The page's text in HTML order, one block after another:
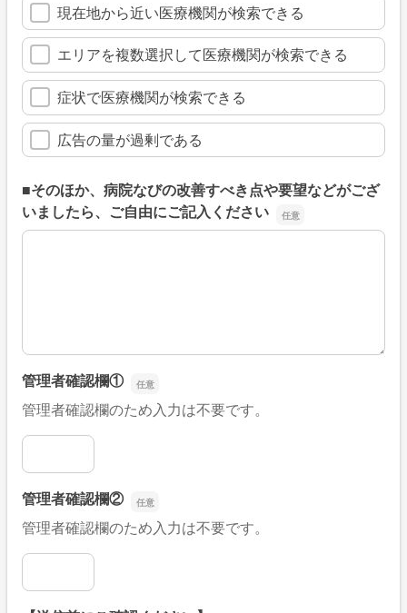
現在地から近い医療機関が検索できる
エリアを複数選択して医療機関が検索できる
症状で医療機関が検索できる
広告の量が過剰である
■そのほか、病院なびの改善すべき点や要望などがござ
いましたら、ご自由にご記入ください
■そのほか、病院なびの改善すべき点や要望などがござい
管理者確認欄①
管理者確認欄のため入力は不要です。
管理者確認欄①
管理者確認欄②
管理者確認欄のため入力は不要です。
管理者確認欄②